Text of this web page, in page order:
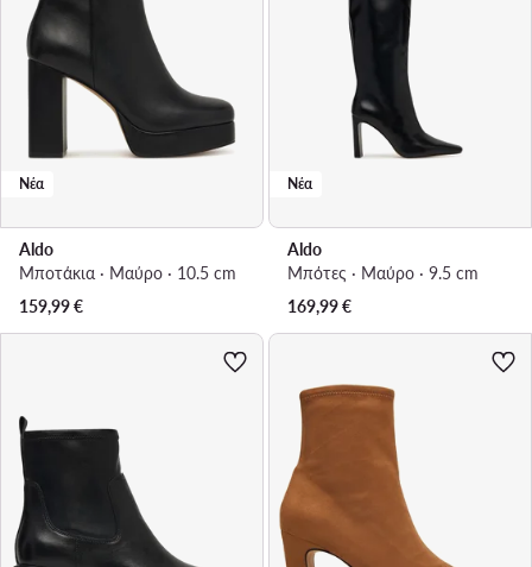
Νέα
Aldo
Μποτάκια · Μαύρο · 10.5 cm
159,99€
Νέα
Aldo
Μπότες · Μαύρο · 9.5 cm
169,99€